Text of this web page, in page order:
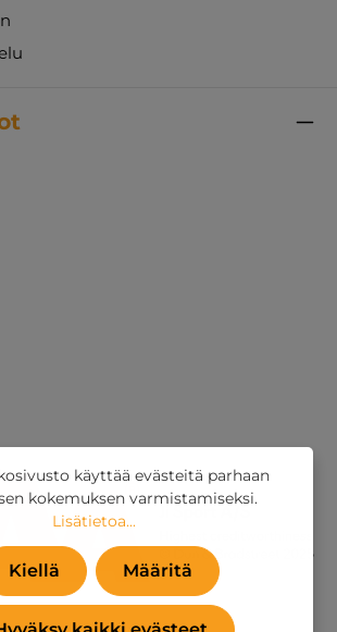
käyttää evästeitä parhaan
kokemuksen varmistamiseksi.
Lisätietoa...
Kiellä Määritä